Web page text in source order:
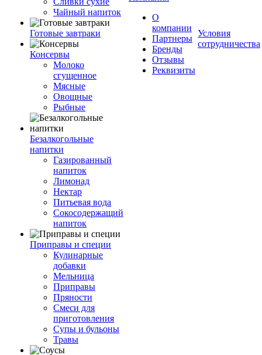
Чайный напиток
Готовые завтраки
Консервы
Молоко
сгущенное
Мясные
Овощные
Рыбные
Безалкогольные
напитки
Газированный
напиток
Лимонад
Нектар
Питьевая вода
Сокосодержащий
напиток
Приправы и специи
Кулинарные
добавки
Мельница
Приправы
Пряности
Смеси для
приготовления
Супы и бульоны
Травы
О
компании
Партнеры
Бренды
Отзывы
Реквизиты
Условия
сотрудничества